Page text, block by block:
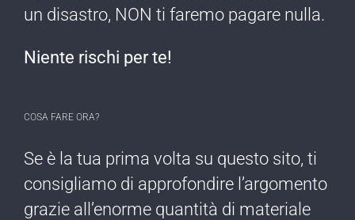
un disastro, NON ti faremo pagare nulla​.
Niente rischi per te!​
COSA FARE ORA?
Se è la tua prima ​volta su questo sito, ti
consigliamo di approfondire l’argomento
grazie all’enorme quantità di materiale